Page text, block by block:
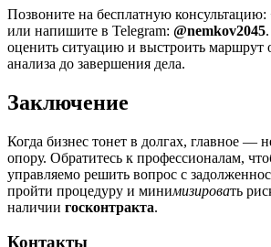
Позвоните на бесплатную консультацию:
или напишите в Telegram: @nemkov2045
оценить ситуацию и выстроить маршрут
анализа до завершения дела.
Заключение
Когда бизнес тонет в долгах, главное —
опору. Обратитесь к профессионалам,
управляемо решить вопрос с
пройти процедуру и минимизировать
наличии госконтракта.
Контакты